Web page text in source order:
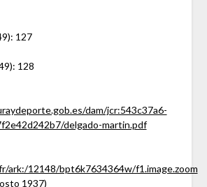
127
128
dam/jcr:543c37a6-
delgado-martin.pdf
ark:/12148/bpt6k7634364w/f1.image.zoom
1937)